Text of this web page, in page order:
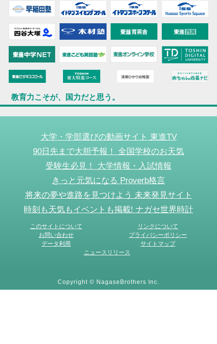
教育力こそが、国力だと思う。
大学・学部選びの動画サイト 東進TV
90日先まで大胆予報！ 全国学校のお天気
受験生必見！ 大学情報・入試情報
きっと元気になる Proverb格言
将来の夢や進路を見つけよう 未来発見サイト
時刻も天気もイベントも掲載! ナガセ世界時計
このサイトについて
リンクについて
お問い合わせ
プライバシーポリシー
データ利用
サイトマップ
ニュースリリース
Copyright © NagaseBrothers Inc.